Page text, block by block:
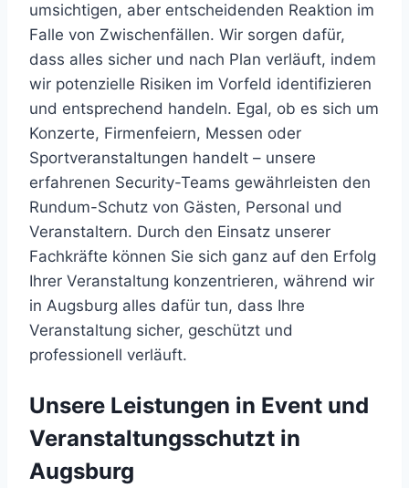
umsichtigen, aber entscheidenden Reaktion im
Falle von Zwischenfällen. Wir sorgen dafür,
dass alles sicher und nach Plan verläuft, indem
wir potenzielle Risiken im Vorfeld identifizieren
und entsprechend handeln. Egal, ob es sich um
Konzerte, Firmenfeiern, Messen oder
Sportveranstaltungen handelt – unsere
erfahrenen Security-Teams gewährleisten den
Rundum-Schutz von Gästen, Personal und
Veranstaltern. Durch den Einsatz unserer
Fachkräfte können Sie sich ganz auf den Erfolg
Ihrer Veranstaltung konzentrieren, während wir
in Augsburg alles dafür tun, dass Ihre
Veranstaltung sicher, geschützt und
professionell verläuft.
Unsere Leistungen in Event und
Veranstaltungsschutzt in
Augsburg